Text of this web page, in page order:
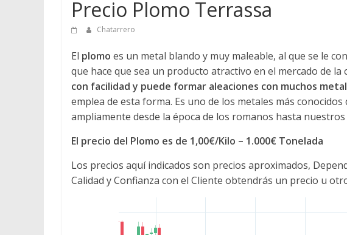
Precio Plomo Terrassa
Chatarrero
El plomo es un metal blando y muy maleable, al que se le
que hace que sea un producto atractivo en el mercado de la
con facilidad y puede formar aleaciones con muchos
emplea de esta forma. Es uno de los metales más
ampliamente desde la época de los romanos hasta nuestros
El precio del Plomo es de 1,00€/Kilo – 1.000€ Tonelada
Los precios aquí indicados son precios aproximados,
Calidad y Confianza con el Cliente obtendrás un precio u